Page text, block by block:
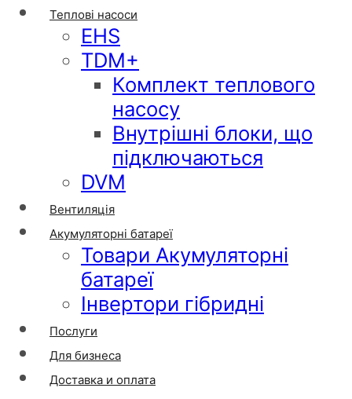
Теплові насоси
EHS
TDM+
Комплект теплового
насосу
Внутрішні блоки, що
підключаються
DVM
Вентиляція
Акумуляторні батареї
Товари Акумуляторні
батареї
Інвертори гібридні
Послуги
Для бизнеса
Доставка и оплата